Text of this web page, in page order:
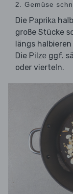
2. Gemüse
Die Paprika
große Stücke
längs
Die Pilze ggf.
oder vierteln.